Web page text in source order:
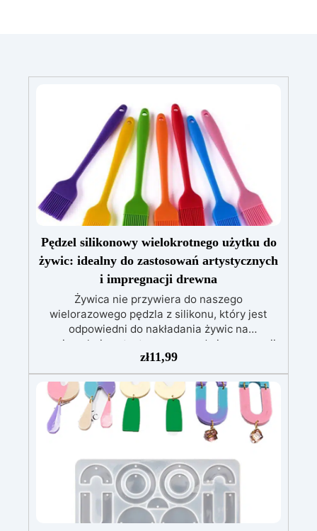
Pędzel silikonowy wielokrotnego użytku do
żywic: idealny do zastosowań artystycznych
i impregnacji drewna
Żywica nie przywiera do naszego
wielorazowego pędzla z silikonu, który jest
odpowiedni do nakładania żywic na
powierzchnie artystyczne oraz do impregnacji
drewna. Jest ekonomiczny i łatwy w
czyszczeniu ciepłą wodą i mydłem. Pędzel z
silikonu wielokrotnego użytku do żywic to
wysokiej jakości narzędzie, które pozwala na
równomierne i precyzyjne nakładanie żywic.
Dzięki swojej strukturze z silikonu, ten pędzel
nie przywiera do żywicy i może być wielokrotnie
używany, oszczędzając pieniądze i czyniąc go
ekologicznym wyborem. Ponadto pędzel z
silikonu jest idealny do nakładania żywic na
powierzchnie artystyczne z dekoracjami oraz
do impregnacji drewna i innych porowatych
zł11,99